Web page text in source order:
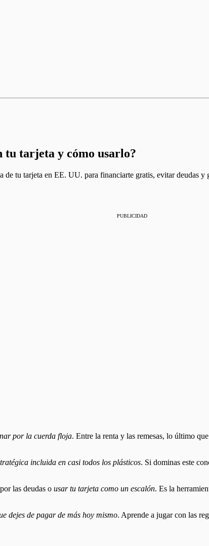
tu tarjeta y cómo usarlo?
de tu tarjeta en EE. UU. para financiarte gratis, evitar deudas
PUBLICIDAD
por la cuerda floja. Entre la renta y las remesas, lo último
incluida en casi todos los plásticos. Si dominas este
las deudas o usar tu tarjeta como un escalón. Es la
dejes de pagar de más hoy mismo. Aprende a jugar con las